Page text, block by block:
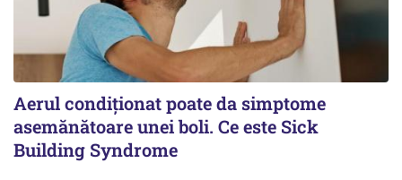
Aerul condiționat poate da simptome
asemănătoare unei boli. Ce este Sick
Building Syndrome